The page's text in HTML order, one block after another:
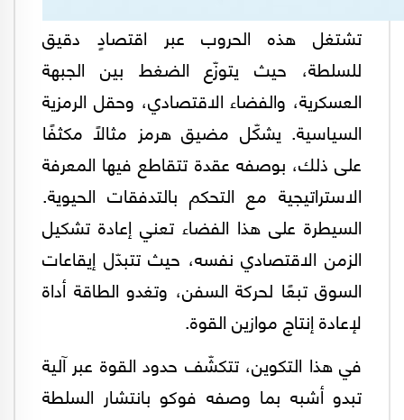
تشتغل هذه الحروب عبر اقتصادٍ دقيق
للسلطة، حيث يتوزّع الضغط بين الجبهة
العسكرية، والفضاء الاقتصادي، وحقل الرمزية
السياسية. يشكّل مضيق هرمز مثالًا مكثفًا
على ذلك، بوصفه عقدة تتقاطع فيها المعرفة
الاستراتيجية مع التحكم بالتدفقات الحيوية.
السيطرة على هذا الفضاء تعني إعادة تشكيل
الزمن الاقتصادي نفسه، حيث تتبدّل إيقاعات
السوق تبعًا لحركة السفن، وتغدو الطاقة أداة
لإعادة إنتاج موازين القوة.
في هذا التكوين، تتكشّف حدود القوة عبر آلية
تبدو أشبه بما وصفه فوكو بانتشار السلطة